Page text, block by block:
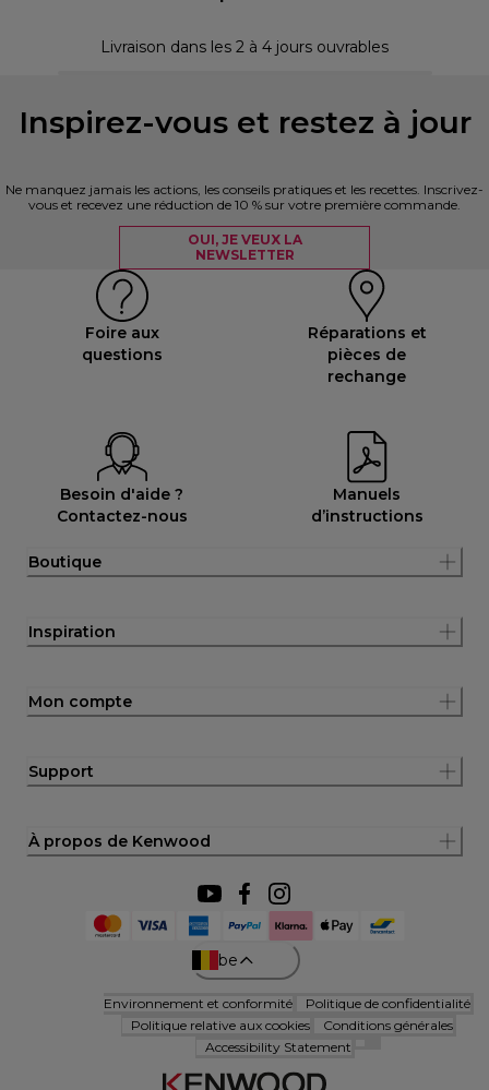
Livraison dans les 2 à 4 jours ouvrables
Inspirez-vous et restez à jour
Ne manquez jamais les actions, les conseils pratiques et les recettes. Inscrivez-
vous et recevez une réduction de 10 % sur votre première commande.
OUI, JE VEUX LA
NEWSLETTER
Foire aux
questions
Réparations et
pièces de
rechange
Besoin d'aide ?
Contactez-nous
Manuels
d’instructions
Boutique
Inspiration
Mon compte
Support
À propos de Kenwood
be
Environnement et conformité
Politique de confidentialité
Politique relative aux cookies
Conditions générales
Accessibility Statement